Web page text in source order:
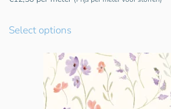
Select options